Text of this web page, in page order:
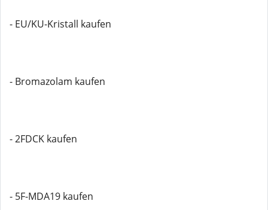
- EU/KU-Kristall kaufen
- Bromazolam kaufen
- 2FDCK kaufen
- 5F-MDA19 kaufen